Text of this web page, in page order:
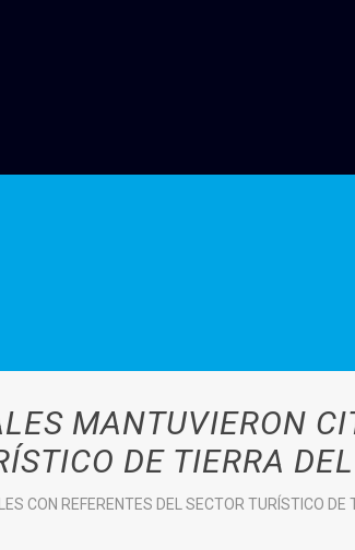
MANTUVIERON
DE TIERRA
CON REFERENTES DEL SECTOR TURÍSTICO DE